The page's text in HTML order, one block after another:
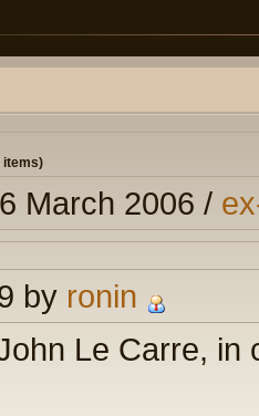
items)
March 2006 /
by ronin
Le Carre, in